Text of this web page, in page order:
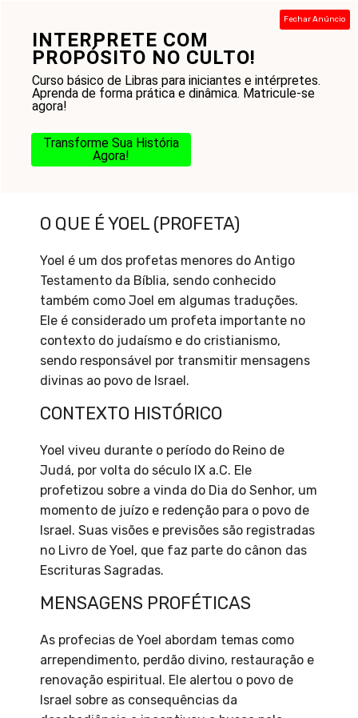
INTERPRETE COM
PROPÓSITO NO CULTO!
Curso básico de Libras para iniciantes e intérpretes.
Aprenda de forma prática e dinâmica. Matricule-se
agora!
Transforme Sua História
Agora!
Fechar Anúncio
conteúdo
O que é Yoel (profeta)
O QUE É YOEL (PROFETA)
Yoel é um dos profetas menores do Antigo
Testamento da Bíblia, sendo conhecido
também como Joel em algumas traduções.
Ele é considerado um profeta importante no
contexto do judaísmo e do cristianismo,
sendo responsável por transmitir mensagens
divinas ao povo de Israel.
CONTEXTO HISTÓRICO
Yoel viveu durante o período do Reino de
Judá, por volta do século IX a.C. Ele
profetizou sobre a vinda do Dia do Senhor, um
momento de juízo e redenção para o povo de
Israel. Suas visões e previsões são registradas
no Livro de Yoel, que faz parte do cânon das
Escrituras Sagradas.
MENSAGENS PROFÉTICAS
As profecias de Yoel abordam temas como
arrependimento, perdão divino, restauração e
renovação espiritual. Ele alertou o povo de
Israel sobre as consequências da